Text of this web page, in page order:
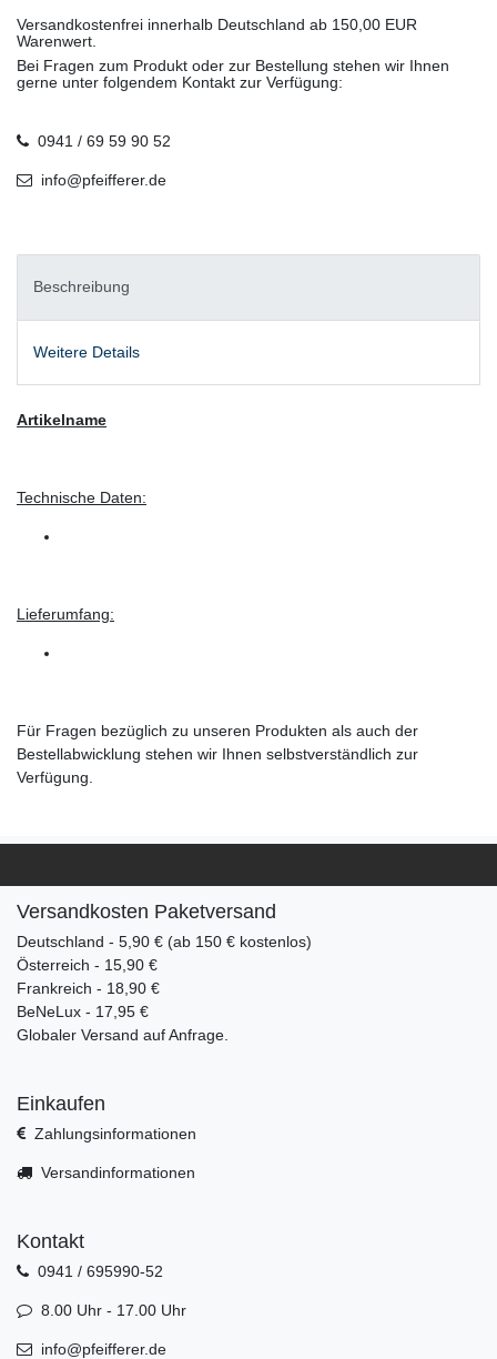
Versandkostenfrei innerhalb Deutschland ab 150,00 EUR
Warenwert.
Bei Fragen zum Produkt oder zur Bestellung stehen wir Ihnen
gerne unter folgendem Kontakt zur Verfügung:
0941 / 69 59 90 52
info@pfeifferer.de
Beschreibung
Weitere Details
Artikelname
Technische Daten:
Lieferumfang:
Für Fragen bezüglich zu unseren Produkten als auch der
Bestellabwicklung stehen wir Ihnen selbstverständlich zur
Verfügung.
Versandkosten Paketversand
Deutschland - 5,90 € (ab 150 € kostenlos)
Österreich - 15,90 €
Frankreich - 18,90 €
BeNeLux - 17,95 €
Globaler Versand auf Anfrage.
Einkaufen
Zahlungsinformationen
Versandinformationen
Kontakt
0941 / 695990-52
8.00 Uhr - 17.00 Uhr
info@pfeifferer.de